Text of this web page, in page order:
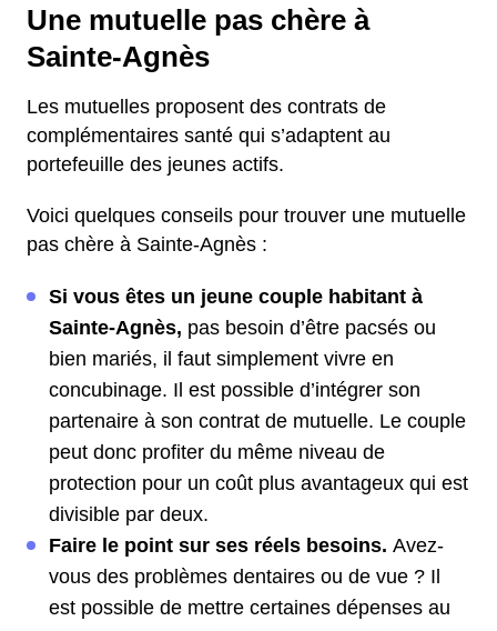
Une mutuelle pas chère à
Sainte-Agnès
Les mutuelles proposent des contrats de
complémentaires santé qui s’adaptent au
portefeuille des jeunes actifs.
Voici quelques conseils pour trouver une mutuelle
pas chère à Sainte-Agnès :
Si vous êtes un jeune couple habitant à
Sainte-Agnès, pas besoin d’être pacsés ou
bien mariés, il faut simplement vivre en
concubinage. Il est possible d’intégrer son
partenaire à son contrat de mutuelle. Le couple
peut donc profiter du même niveau de
protection pour un coût plus avantageux qui est
divisible par deux.
Faire le point sur ses réels besoins. Avez-
vous des problèmes dentaires ou de vue ? Il
est possible de mettre certaines dépenses au